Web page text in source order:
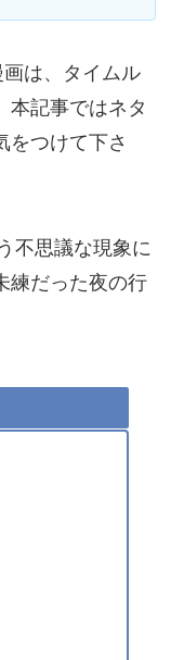
は、タイムル
本記事ではネタ
をつけて下さ
不思議な現象に
練だった夜の行